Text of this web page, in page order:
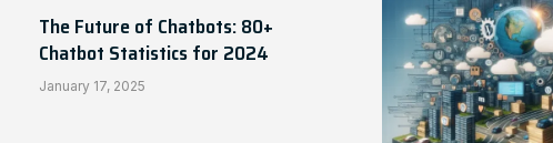
The Future of Chatbots: 80+
Chatbot Statistics for 2024
January 17, 2025